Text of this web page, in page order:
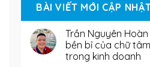
BÀI VIẾT MỚI CẬP
Trần Nguyên
bền bỉ của chữ
trong kinh doanh